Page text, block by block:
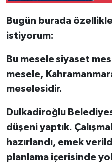
Bugün burada
istiyorum:
Bu mesele siyaset
mesele,
meselesidir.
Dulkadiroğlu
düşeni yaptık.
hazırlandı, emek
planlama içerisinde